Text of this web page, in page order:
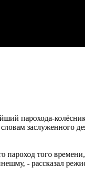
парохода-
заслуженного
того
- рассказал